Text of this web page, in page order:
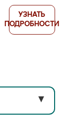
УЗНАТЬ
ПОДРОБНОСТИ
▼